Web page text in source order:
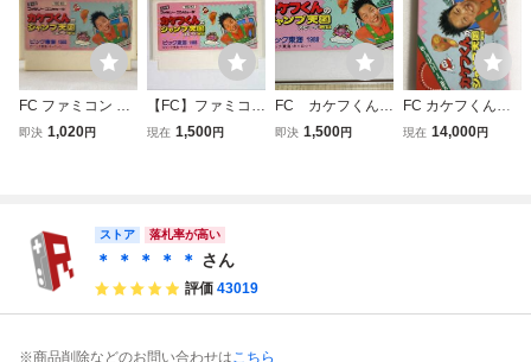
FC ファミコン カ
ケフくんのジャン
即決 1,020円
【FC】ファミコ
ン カケフくんの
現在 1,500円
FC カケフくんの
ジャンプ天国スピ
即決 1,500円
FC カケフくんの
ジャンプ天国 スピ
現在 14,000円
ストア 落札率が高い
＊ ＊ ＊ ＊ ＊ さん
評価 43019
※商品削除などのお問い合わせはこちら